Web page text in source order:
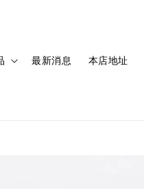
最新消息 本店地址